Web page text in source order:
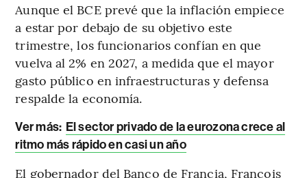
Aunque el BCE prevé que la inflación empiece
a estar por debajo de su objetivo este
trimestre, los funcionarios confían en que
vuelva al 2% en 2027, a medida que el mayor
gasto público en infraestructuras y defensa
respalde la economía.
Ver más: El sector privado de la eurozona crece al
ritmo más rápido en casi un año
El gobernador del Banco de Francia, Francois